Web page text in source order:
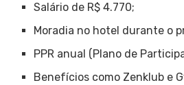
Salário de R$ 4.770;
Moradia no hotel durante o
PPR anual (Plano de
Benefícios como Zenklub e